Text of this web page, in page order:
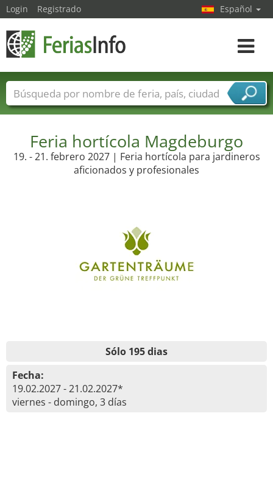
Feria hortícola Magdeburgo
19. - 21. febrero 2027 | Feria hortícola para jardineros
aficionados y profesionales
Sólo 195 dias
Fecha:
19.02.2027 - 21.02.2027*
viernes - domingo, 3 días
Login Registrado Español
toggle
Nombres de ferias Países
Ciudades
Sectores de proveedor de servicios